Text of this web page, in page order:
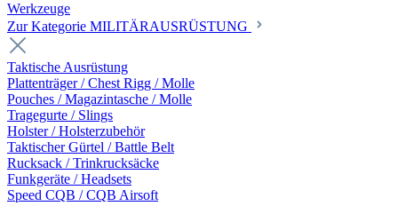
Werkzeuge
Zur Kategorie MILITÄRAUSRÜSTUNG
Taktische Ausrüstung
Plattenträger / Chest Rigg / Molle
Pouches / Magazintasche / Molle
Tragegurte / Slings
Holster / Holsterzubehör
Taktischer Gürtel / Battle Belt
Rucksack / Trinkrucksäcke
Funkgeräte / Headsets
Speed CQB / CQB Airsoft